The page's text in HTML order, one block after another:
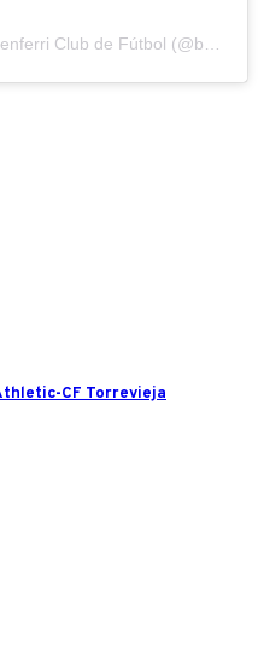
Una publicación compartida de Benferri Club de Fútbol (@benferri_cf)
CF Torrevieja